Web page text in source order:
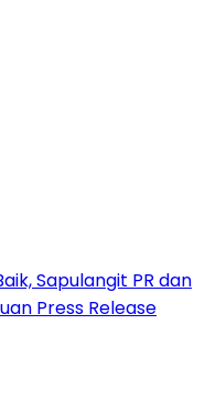
Sapulangit PR dan
Press Release